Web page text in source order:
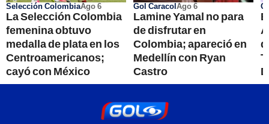
Selección ColombiaAgo 6
La Selección Colombia
femenina obtuvo
medalla de plata en los
Centroamericanos;
cayó con México
Gol CaracolAgo 6
Lamine Yamal no para
de disfrutar en
Colombia; apareció en
Medellín con Ryan
Castro